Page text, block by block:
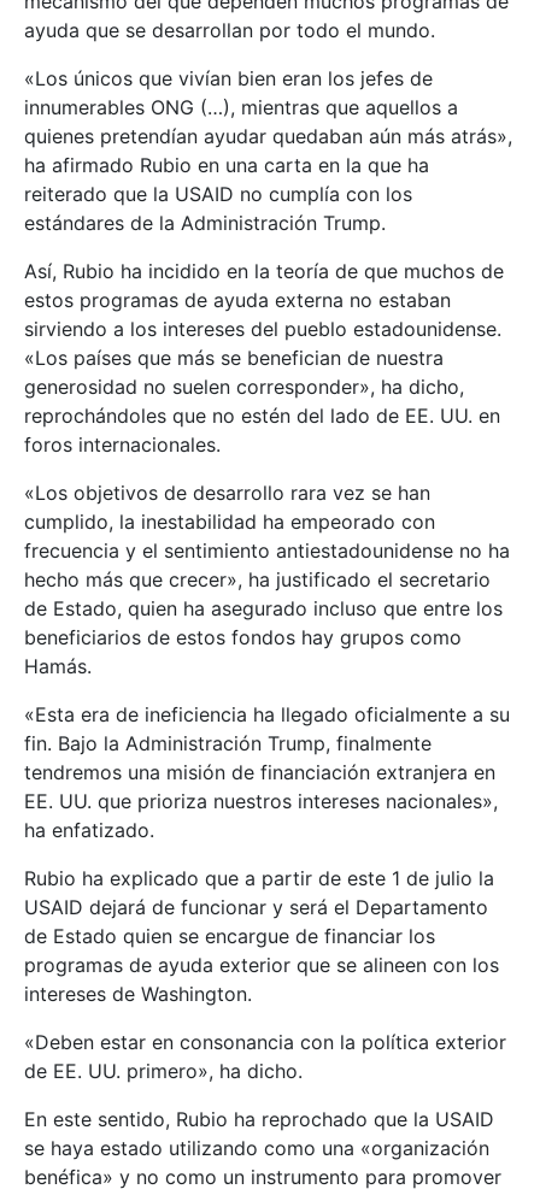
ayuda que se desarrollan por todo el mundo.
«Los únicos que vivían bien eran los jefes de
innumerables ONG (…), mientras que aquellos a
quienes pretendían ayudar quedaban aún más atrás»,
ha afirmado Rubio en una carta en la que ha
reiterado que la USAID no cumplía con los
estándares de la Administración Trump.
Así, Rubio ha incidido en la teoría de que muchos de
estos programas de ayuda externa no estaban
sirviendo a los intereses del pueblo estadounidense.
«Los países que más se benefician de nuestra
generosidad no suelen corresponder», ha dicho,
reprochándoles que no estén del lado de EE. UU. en
foros internacionales.
«Los objetivos de desarrollo rara vez se han
cumplido, la inestabilidad ha empeorado con
frecuencia y el sentimiento antiestadounidense no ha
hecho más que crecer», ha justificado el secretario
de Estado, quien ha asegurado incluso que entre los
beneficiarios de estos fondos hay grupos como
Hamás.
«Esta era de ineficiencia ha llegado oficialmente a su
fin. Bajo la Administración Trump, finalmente
tendremos una misión de financiación extranjera en
EE. UU. que prioriza nuestros intereses nacionales»,
ha enfatizado.
Rubio ha explicado que a partir de este 1 de julio la
USAID dejará de funcionar y será el Departamento
de Estado quien se encargue de financiar los
programas de ayuda exterior que se alineen con los
intereses de Washington.
«Deben estar en consonancia con la política exterior
de EE. UU. primero», ha dicho.
En este sentido, Rubio ha reprochado que la USAID
se haya estado utilizando como una «organización
benéfica» y no como un instrumento para promover